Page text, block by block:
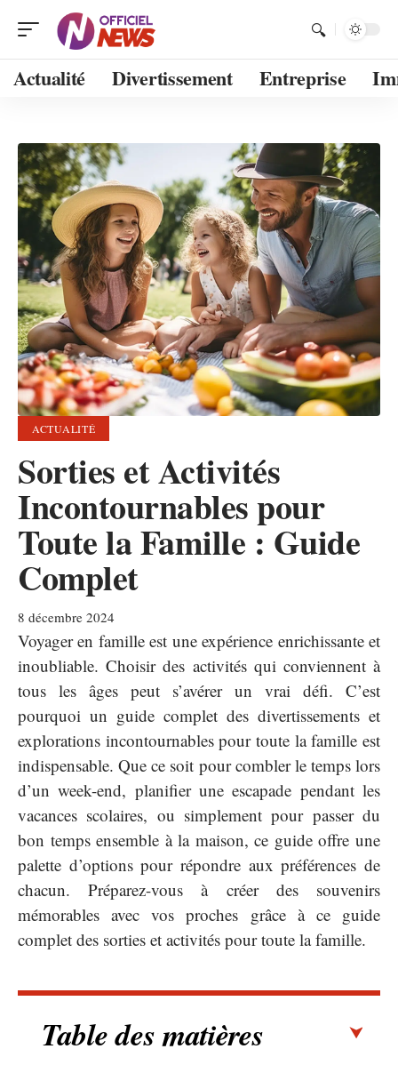
Actualité Divertissement Entreprise
ACTUALITÉ
Sorties et Activités
Incontournables pour
Toute la Famille : Guide
Complet
8 décembre 2024
Voyager en famille est une expérience enrichissante et
inoubliable. Choisir des activités qui conviennent à
tous les âges peut s’avérer un vrai défi. C’est
pourquoi un guide complet des divertissements et
explorations incontournables pour toute la famille est
indispensable. Que ce soit pour combler le temps lors
d’un week-end, planifier une escapade pendant les
vacances scolaires, ou simplement pour passer du
bon temps ensemble à la maison, ce guide offre une
palette d’options pour répondre aux préférences de
chacun. Préparez-vous à créer des souvenirs
mémorables avec vos proches grâce à ce guide
complet des sorties et activités pour toute la famille.
Table des matières